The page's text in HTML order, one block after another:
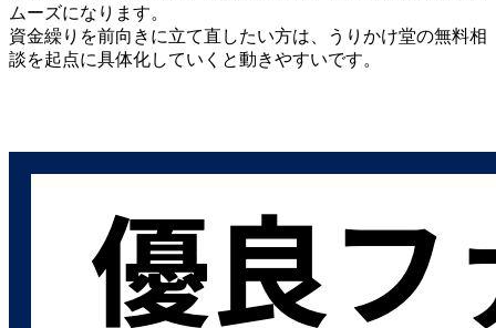
ムーズになります。
資金繰りを前向きに立て直したい方は、うりかけ堂の無料相
談を起点に具体化していくと動きやすいです。